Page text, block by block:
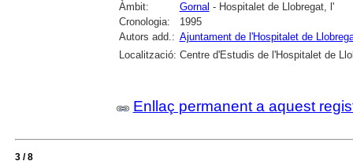
Àmbit:
Gornal - Hospitalet de Llobregat, l'
Cronologia:
1995
Autors add.: Ajuntament de l'Hospitalet de
Localització: Centre d'Estudis de l'Hospitalet de
Enllaç permanent a aquest
3 / 8